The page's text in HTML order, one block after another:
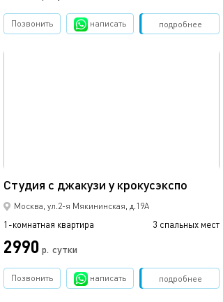
подробнее
Позвонить написать Забронировать
Студия с джакузи у крокусэкспо
Москва, ул.2-я Мякининская, д.19А
1-комнатная квартира 3 спальных мест
2990 р. сутки
подробнее
Позвонить написать Забронировать